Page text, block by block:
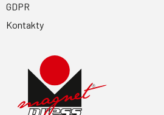
GDPR
Kontakty